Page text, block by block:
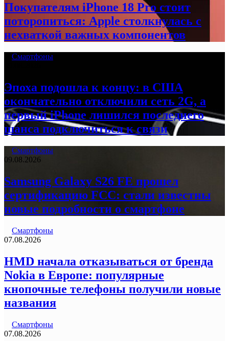
Покупателям iPhone 18 Pro стоит
поторопиться: Apple столкнулась с
нехваткой важных компонентов
Смартфоны
Эпоха подошла к концу: в США
окончательно отключили сеть 2G, а
первый iPhone лишился последнего
шанса подключиться к связи
Смартфоны
09.08.2026
Samsung Galaxy S26 FE прошел
сертификацию FCC: стали известны
новые подробности о смартфоне
Смартфоны
07.08.2026
HMD начала отказываться от бренда
Nokia в Европе: популярные
кнопочные телефоны получили новые
названия
Смартфоны
07.08.2026